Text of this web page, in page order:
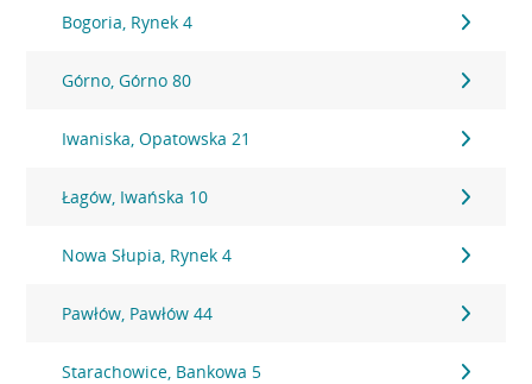
Bogoria, Rynek 4
Górno, Górno 80
Iwaniska, Opatowska 21
Łagów, Iwańska 10
Nowa Słupia, Rynek 4
Pawłów, Pawłów 44
Starachowice, Bankowa 5